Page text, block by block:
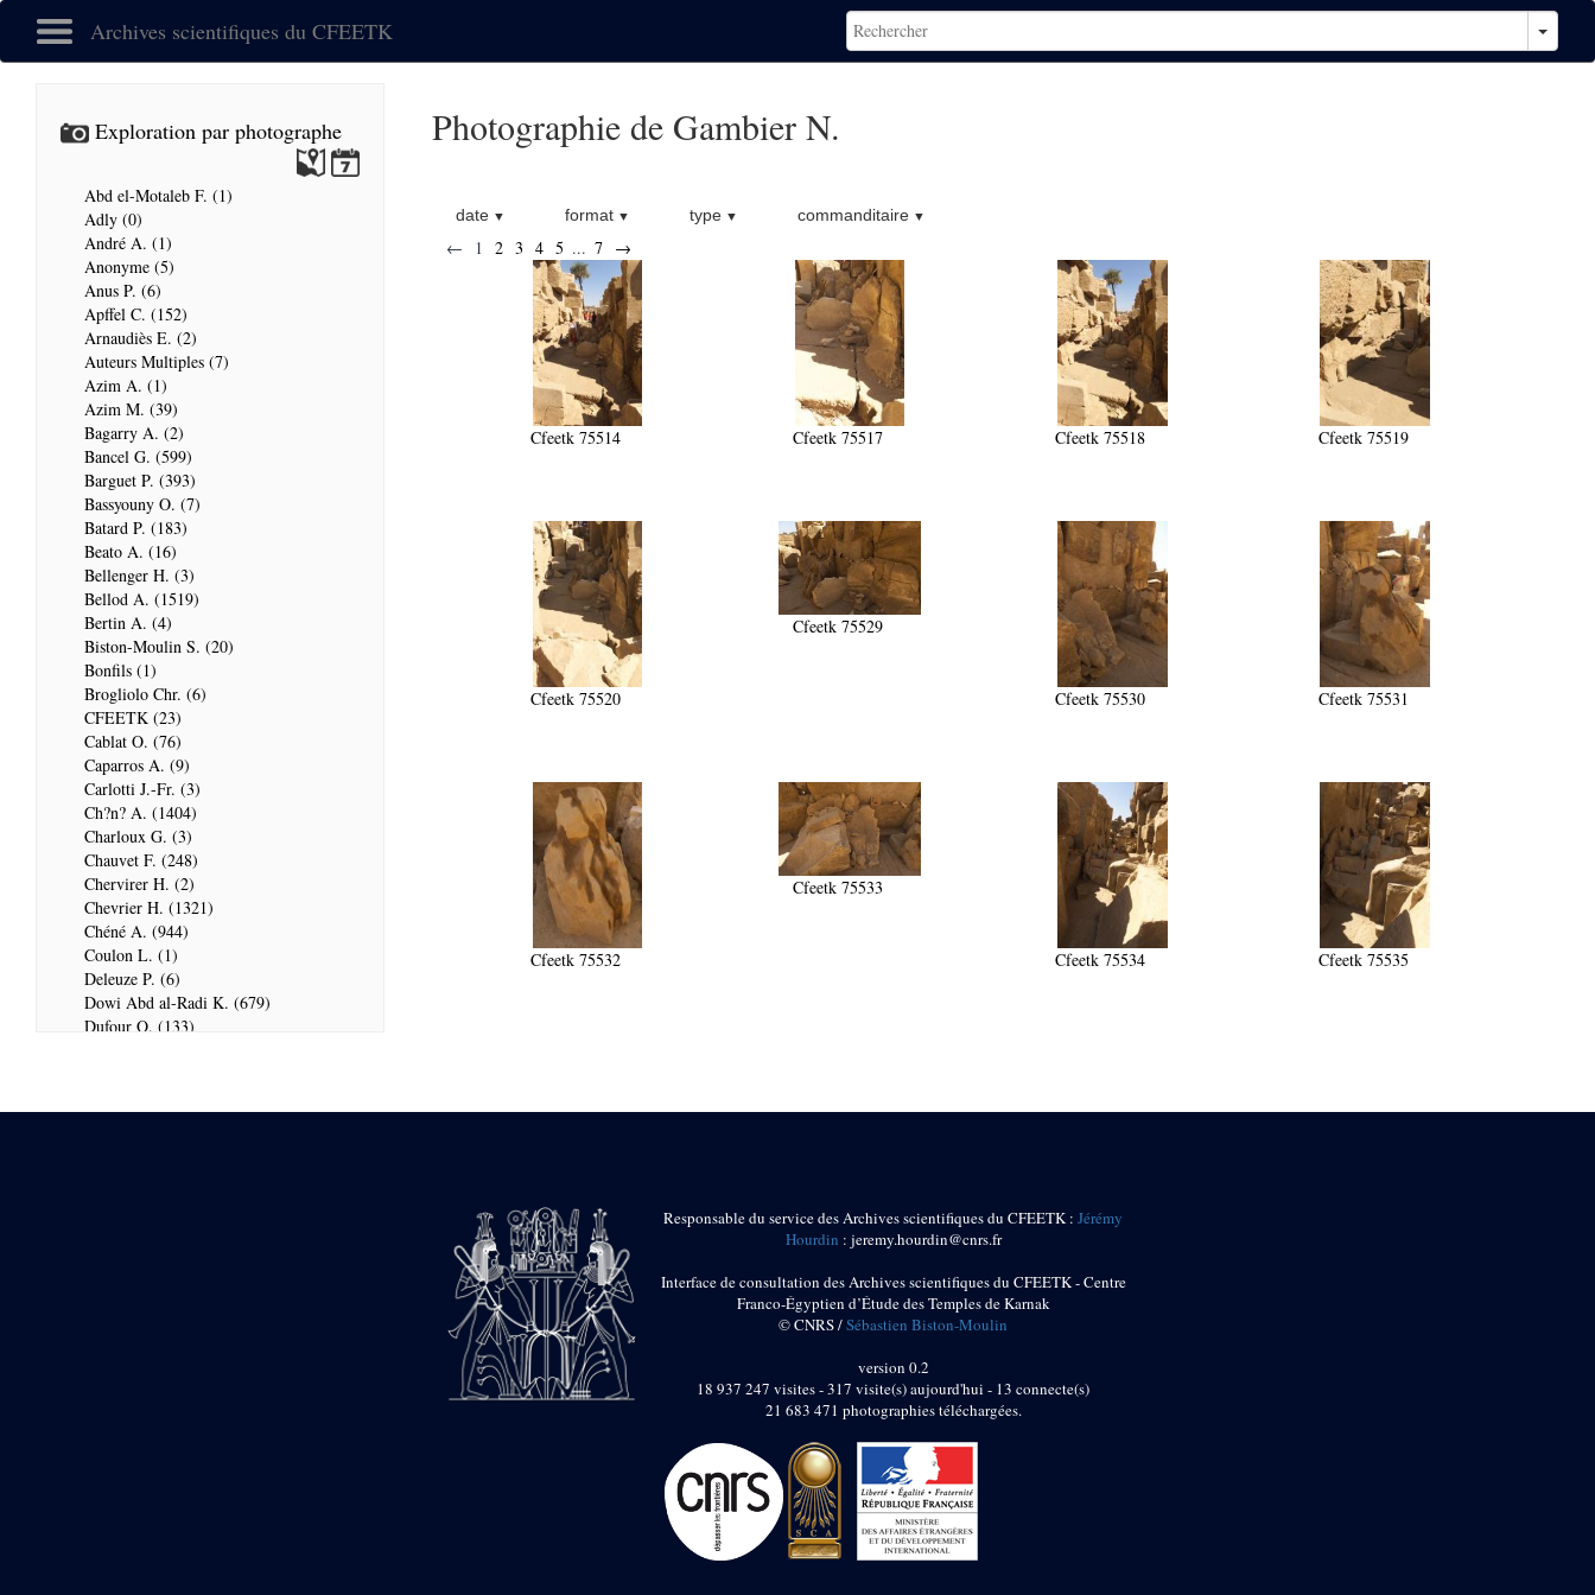
Archives scientifiques du CFEETK
Exploration par photographe
Abd el-Motaleb F. (1)
Adly (0)
André A. (1)
Anonyme (5)
Anus P. (6)
Apffel C. (152)
Arnaudiès E. (2)
Auteurs Multiples (7)
Azim A. (1)
Azim M. (39)
Bagarry A. (2)
Bancel G. (599)
Barguet P. (393)
Bassyouny O. (7)
Batard P. (183)
Beato A. (16)
Bellenger H. (3)
Bellod A. (1519)
Bertin A. (4)
Biston-Moulin S. (20)
Bonfils (1)
Brogliolo Chr. (6)
CFEETK (23)
Cablat O. (76)
Caparros A. (9)
Carlotti J.-Fr. (3)
Ch?n? A. (1404)
Charloux G. (3)
Chauvet F. (248)
Chervirer H. (2)
Chevrier H. (1321)
Chéné A. (944)
Coulon L. (1)
Deleuze P. (6)
Dowi Abd al-Radi K. (679)
Dufour Q. (133)
Photographie de Gambier N.
date format type commanditaire
← 1 2 3 4 5 ... 7 →
Cfeetk 75514 Cfeetk 75517 Cfeetk 75518 Cfeetk 75519
Cfeetk 75520
Cfeetk 75529
Cfeetk 75530 Cfeetk 75531
Cfeetk 75532
Cfeetk 75533
Cfeetk 75534 Cfeetk 75535
Responsable du service des Archives scientifiques du CFEETK :Jérémy
Hourdin : jeremy.hourdin@cnrs.fr
Interface de consultation des Archives scientifiques du CFEETK - Centre
Franco-Égyptien d’Étude des Temples de Karnak
© CNRS /Sébastien Biston-Moulin
version 0.2
18 937 247 visites - 317 visite(s) aujourd'hui - 13 connecte(s)
21 683 471 photographies téléchargées.